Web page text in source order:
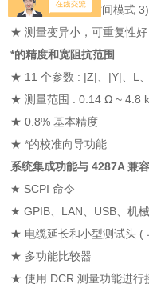
★ 3.7 ms ( 测量时间模式 3)
★ 测量变异小，可重复性好
*的精度和宽阻抗范围
★ 11 个参数 : |Z|、|Y|、L
★ 测量范围 : 0.14 Ω ~ 4.8
★ 0.8% 基本精度
★ *的校准向导功能
系统集成功能与 4287A 兼
★ SCPI 命令
★ GPIB、LAN、USB、机
★ 电缆延长和小型测试头 (
★ 多功能比较器
★ 使用 DCR 测量功能进行